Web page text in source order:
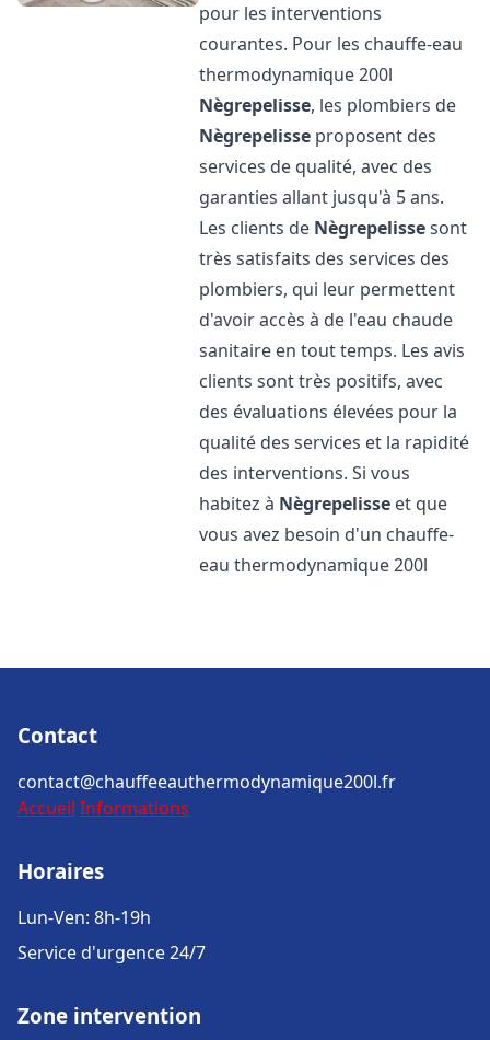
pour les interventions
courantes. Pour les chauffe-eau
thermodynamique 200l
Nègrepelisse, les plombiers de
Nègrepelisse proposent des
services de qualité, avec des
garanties allant jusqu'à 5 ans.
Les clients de Nègrepelissesont
très satisfaits des services des
plombiers, qui leur permettent
d'avoir accès à de l'eau chaude
sanitaire en tout temps. Les avis
clients sont très positifs, avec
des évaluations élevées pour la
qualité des services et la rapidité
des interventions. Si vous
habitez à Nègrepelisse et que
vous avez besoin d'un chauffe-
eau thermodynamique 200l
Contact
contact@chauffeeauthermodynamique200l.fr
Accueil Informations
Horaires
Lun-Ven: 8h-19h
Service d'urgence 24/7
Zone intervention